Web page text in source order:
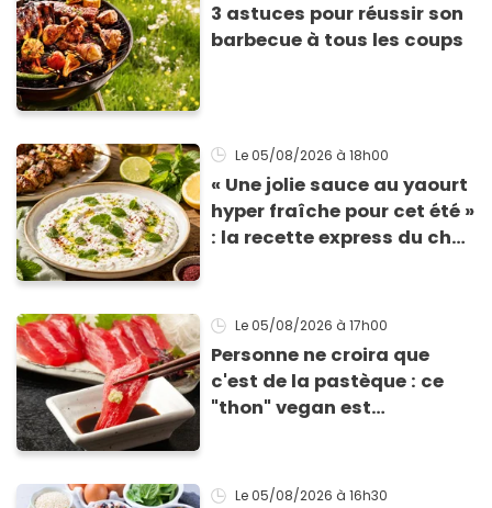
3 astuces pour réussir son
barbecue à tous les coups
Le 05/08/2026 à 18h00
« Une jolie sauce au yaourt
hyper fraîche pour cet été »
: la recette express du chef
grillades
Le 05/08/2026 à 17h00
Personne ne croira que
c'est de la pastèque : ce
"thon" vegan est
Le 05/08/2026 à 16h30